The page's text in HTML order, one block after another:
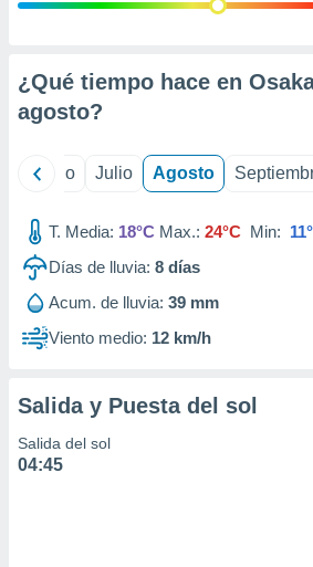
e
mediante
publicidad
de
1199
¿Qué tiempo hace en
agosto?
Junio Julio Agosto
T. Media: 18°C Max.: 24°C Min:
Días de lluvia: 8 días
Acum. de lluvia: 39 mm
Viento medio: 12 km/h
Salida y Puesta del sol
Salida del sol
04:45